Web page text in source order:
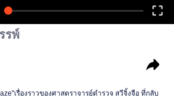
รพ์
เรื่องราวของศาสตราจารย์ตำรวจ สวีจิ้งจือ ที่กลับ